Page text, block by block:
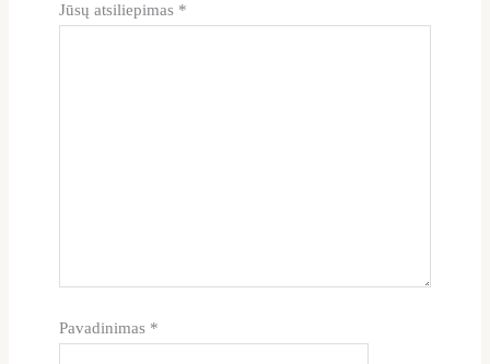
Jūsų atsiliepimas *
Pavadinimas *